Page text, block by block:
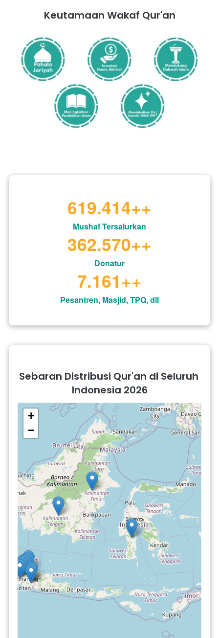
Keutamaan Wakaf Qur'an
700.131++
Mushaf Tersalurkan
409.817++
Donatur
8.094++
Pesantren, Masjid, TPQ, dll
Sebaran Distribusi Qur'an di Seluruh
Indonesia 2026
+
−